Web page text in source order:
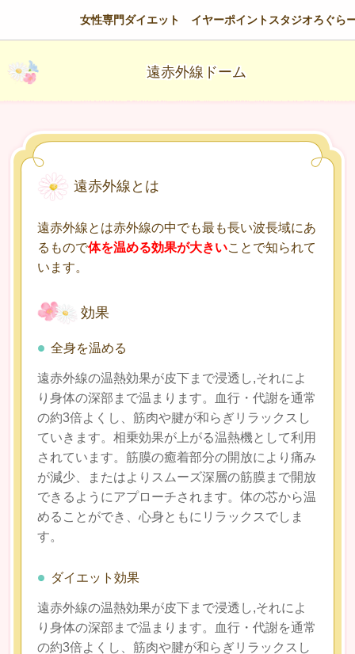
女性専門ダイエット イヤーポイントスタジオろぐら
遠赤外線ドーム
遠赤外線とは
遠赤外線とは赤外線の中でも最も長い波長域にあ
るもので体を温める効果が大きいことで知られて
います。
効果
全身を温める
遠赤外線の温熱効果が皮下まで浸透し,それによ
り身体の深部まで温まります。
血行・代謝を通常
の約3倍よくし、筋肉や腱が和らぎリラックスし
ていきます。相乗効果が上がる温熱機として利用
されています。筋膜の癒着部分の開放により痛み
が減少、またはよりスムーズ深層の筋膜まで開放
できるようにアプローチされます。体の芯から温
めることができ、心身ともにリラックスでしま
す。
ダイエット効果
遠赤外線の温熱効果が皮下まで浸透し,それによ
り身体の深部まで温まります。
血行・代謝を通常
の約3倍よくし、筋肉や腱が和らぎリラックスし